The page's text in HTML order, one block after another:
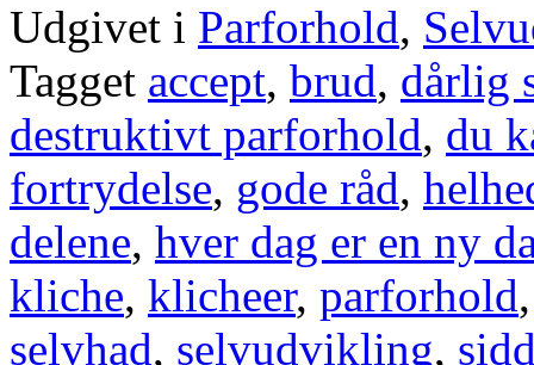
Udgivet i Parforhold,
Tagget accept, brud, dårlig
destruktivt parforhold, du
fortrydelse, gode råd,
delene, hver dag er en ny
kliche, klicheer, parforhold
selvhad, selvudvikling,